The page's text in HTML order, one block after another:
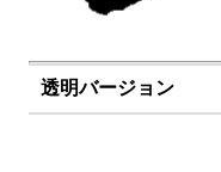
透明バージョン